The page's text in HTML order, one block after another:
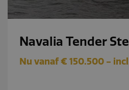
Navalia Tender
Nu vanaf € 150.500 -